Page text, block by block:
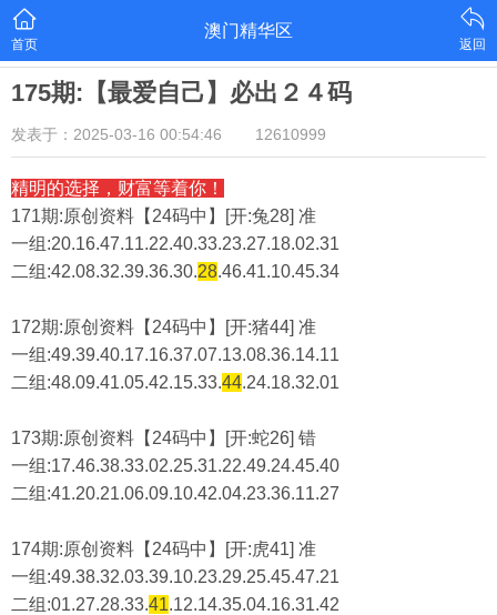
首页
澳门精华区
返回
175期:【最爱自己】必出２４码
发表于：2025-03-16 00:54:46 12610999
精明的选择，财富等着你！
171期:原创资料【24码中】[开:兔28] 准
一组:20.16.47.11.22.40.33.23.27.18.02.31
二组:42.08.32.39.36.30.28.46.41.10.45.34
172期:原创资料【24码中】[开:猪44] 准
一组:49.39.40.17.16.37.07.13.08.36.14.11
二组:48.09.41.05.42.15.33.44.24.18.32.01
173期:原创资料【24码中】[开:蛇26] 错
一组:17.46.38.33.02.25.31.22.49.24.45.40
二组:41.20.21.06.09.10.42.04.23.36.11.27
174期:原创资料【24码中】[开:虎41] 准
一组:49.38.32.03.39.10.23.29.25.45.47.21
二组:01.27.28.33.41.12.14.35.04.16.31.42